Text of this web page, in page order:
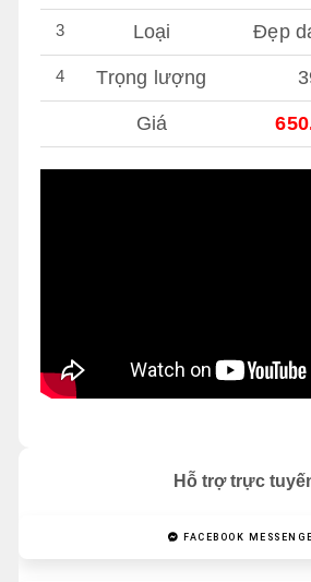
Hỗ trợ trực
FACEBOOK
3 Loại Đẹp
4 Trọng lượng
Giá